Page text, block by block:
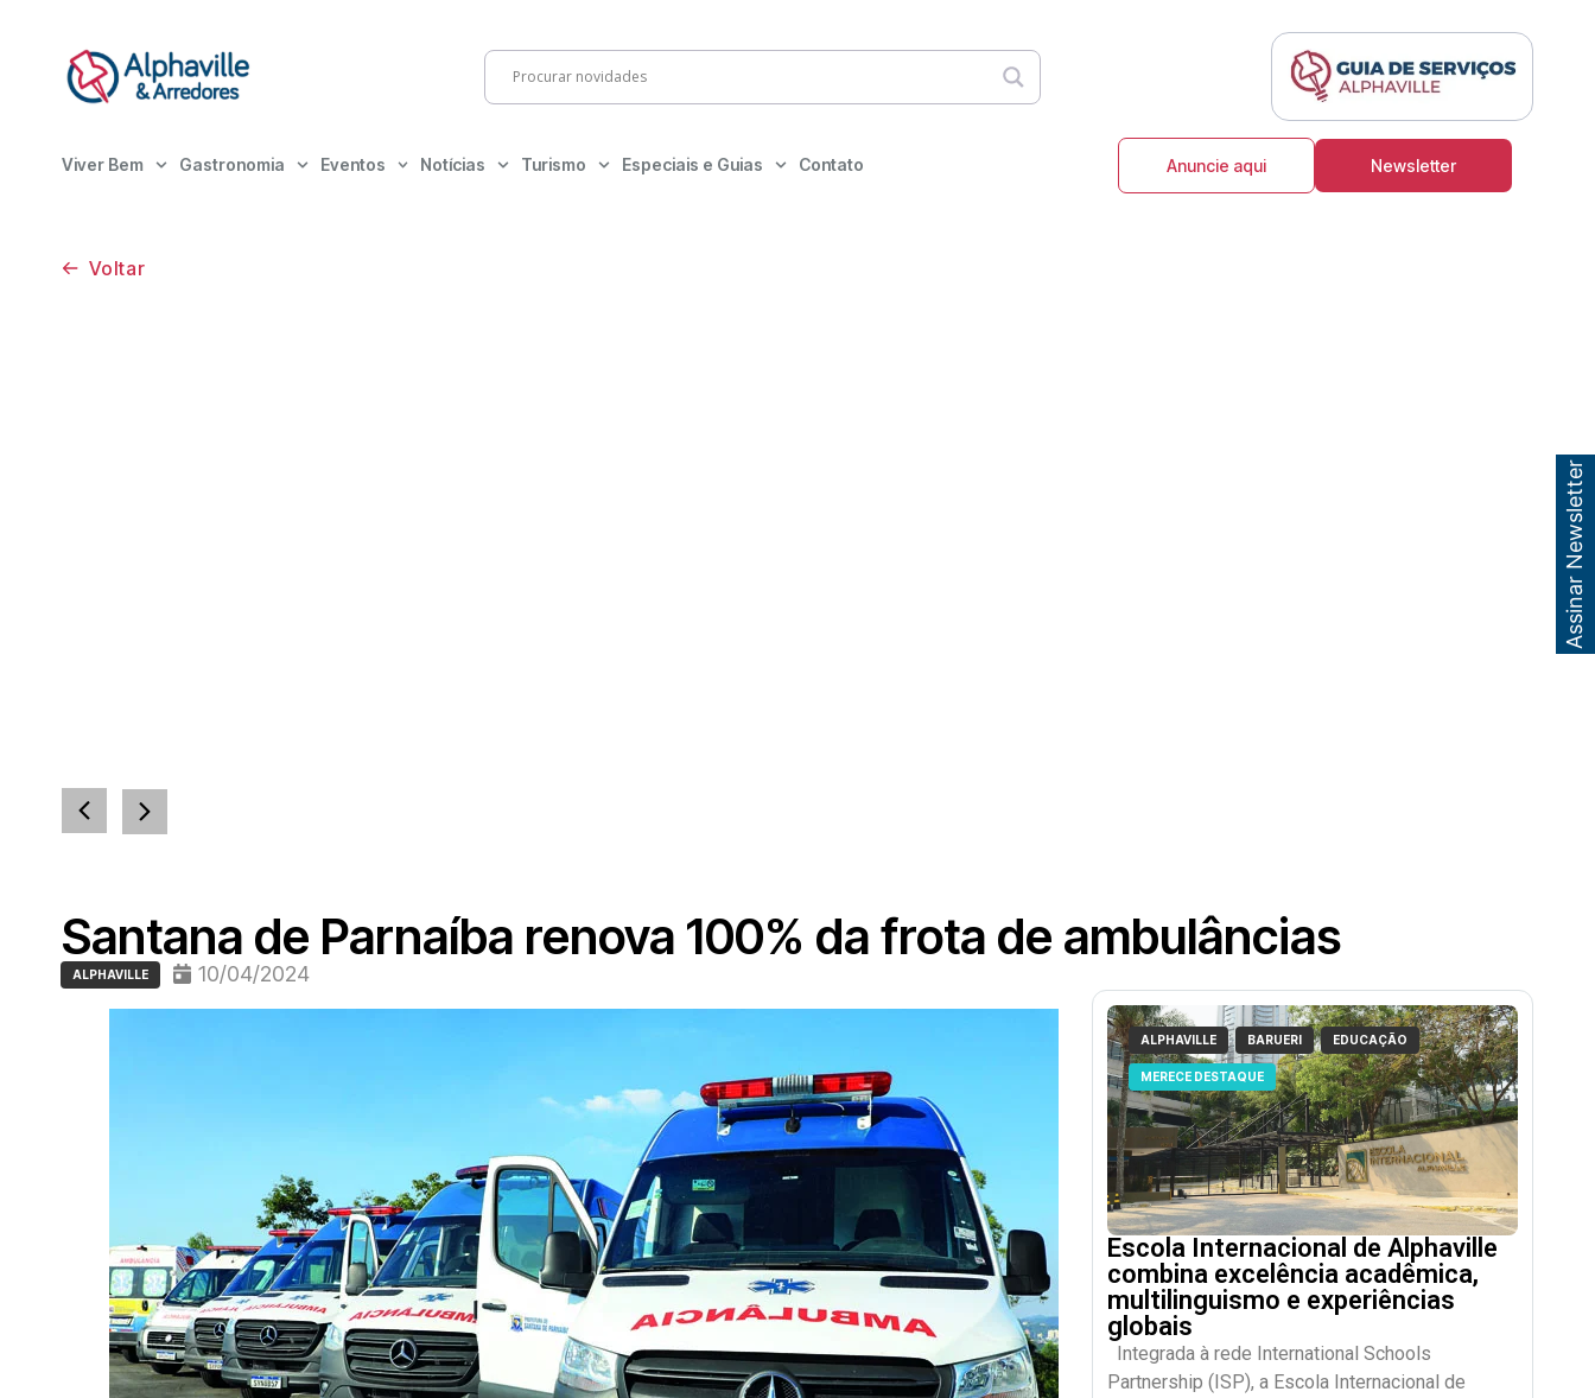
Viver Bem Gastronomia Eventos Notícias Turismo Especiais e Guias Contato Anuncie aqui Newsletter
Voltar
Santana de Parnaíba renova 100% da frota de ambulâncias
ALPHAVILLE 10/04/2024
ALPHAVILLE BARUERI EDUCAÇÃO
MERECE DESTAQUE
Escola Internacional de Alphaville
combina excelência acadêmica,
multilinguismo e experiências
globais
Integrada à rede International Schools
Partnership (ISP), a Escola Internacional de
Assinar Newsletter